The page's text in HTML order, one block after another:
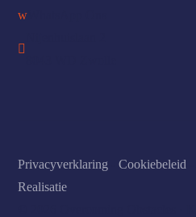
w

Privacyverklaring -Cookiebeleid
Realisatie